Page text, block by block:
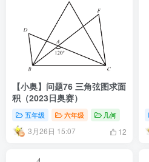
【小奥】问题76 三角弦图求面
积（2023日奥赛）
五年级 六年级 几何
3月26日 15:07 12